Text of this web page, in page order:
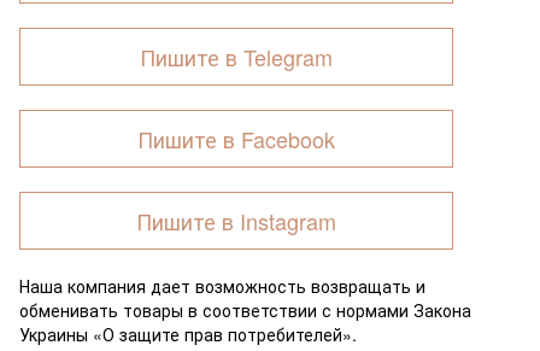
Пишите в Telegram
Пишите в Facebook
Пишите в Instagram
Наша компания дает возможность возвращать и
обменивать товары в соответствии с нормами Закона
Украины «О защите прав потребителей».